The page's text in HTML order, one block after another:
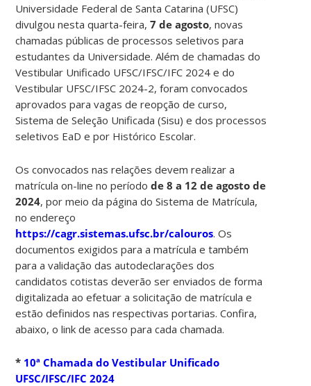
Universidade Federal de Santa Catarina (UFSC)
divulgou nesta quarta-feira,7 de agosto, novas
chamadas públicas de processos seletivos para
estudantes da Universidade. Além de chamadas do
Vestibular Unificado UFSC/IFSC/IFC 2024 e do
Vestibular UFSC/IFSC 2024-2, foram convocados
aprovados para vagas de reopção de curso,
Sistema de Seleção Unificada (Sisu) e dos processos
seletivos EaD e por Histórico Escolar.
Os convocados nas relações devem realizar a
matrícula on-line no períodode 8 a 12 de agosto de
2024, por meio da página do Sistema de Matrícula,
no endereço
https://cagr.sistemas.ufsc.br/calouros. Os
documentos exigidos para a matrícula e também
para a validação das autodeclarações dos
candidatos cotistas deverão ser enviados de forma
digitalizada ao efetuar a solicitação de matrícula e
estão definidos nas respectivas portarias. Confira,
abaixo, o link de acesso para cada chamada.
* 10ª Chamada do Vestibular Unificado
UFSC/IFSC/IFC 2024